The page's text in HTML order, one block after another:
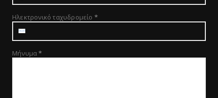
Ηλεκτρονικό ταχυδρομείο *
Μήνυμα*